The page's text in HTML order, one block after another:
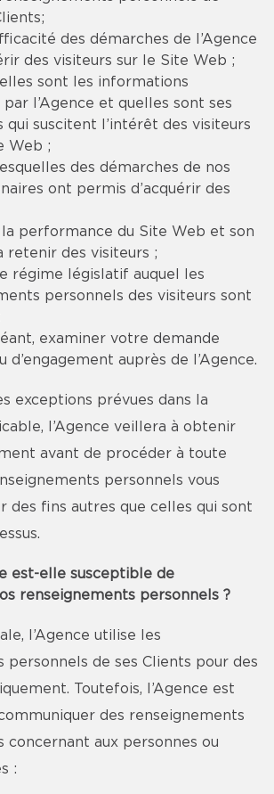
des démarches de l’Agence
des visiteurs sur le Site Web ;
sont les informations
l’Agence et quelles sont ses
qui suscitent l’intérêt des visiteurs
Web ;
des démarches de nos
ont permis d’acquérir des
performance du Site Web et son
retenir des visiteurs ;
régime législatif auquel les
personnels des visiteurs sont
examiner votre demande
d’engagement auprès de l’Agence.
exceptions prévues dans la
l’Agence veillera à obtenir
avant de procéder à toute
personnels vous
des fins autres que celles qui sont
est-elle susceptible de
renseignements personnels ?
l’Agence utilise les
personnels de ses Clients pour des
Toutefois, l’Agence est
des renseignements
concernant aux personnes ou
: